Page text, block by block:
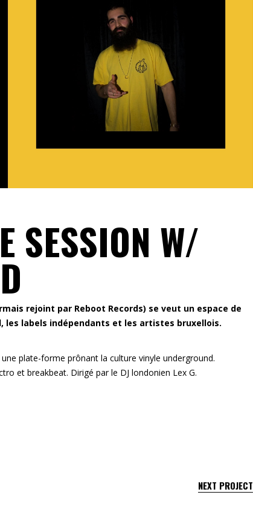
SESSION W/
rejoint par Reboot Records) se veut un espace de
les labels indépendants et les artistes bruxellois.
plate-forme prônant la culture vinyle underground.
et breakbeat. Dirigé par le DJ londonien Lex G.
NEXT PROJECT